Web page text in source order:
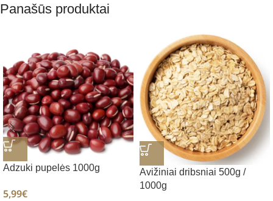
Panašūs produktai
Adzuki pupelės 1000g
5,99€
Avižiniai dribsniai 500g /
1000g